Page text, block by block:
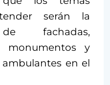
serán la
fachadas,
monumentos y
en el